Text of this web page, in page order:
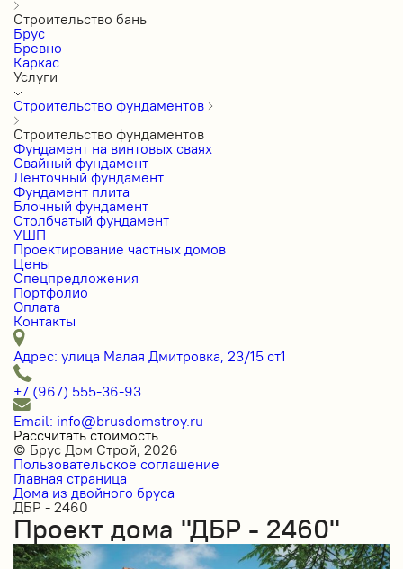
Строительство бань
Брус
Бревно
Каркас
Услуги
Строительство фундаментов
Строительство фундаментов
Фундамент на винтовых сваях
Свайный фундамент
Ленточный фундамент
Фундамент плита
Блочный фундамент
Столбчатый фундамент
УШП
Проектирование частных домов
Цены
Спецпредложения
Портфолио
Оплата
Контакты
Адрес: улица Малая Дмитровка, 23/15 ст1
+7 (967) 555-36-93
Email: info@brusdomstroy.ru
Рассчитать стоимость
© Брус Дом Строй, 2026
Пользовательское соглашение
Главная страница
Дома из двойного бруса
ДБР - 2460
Проект дома "ДБР - 2460"